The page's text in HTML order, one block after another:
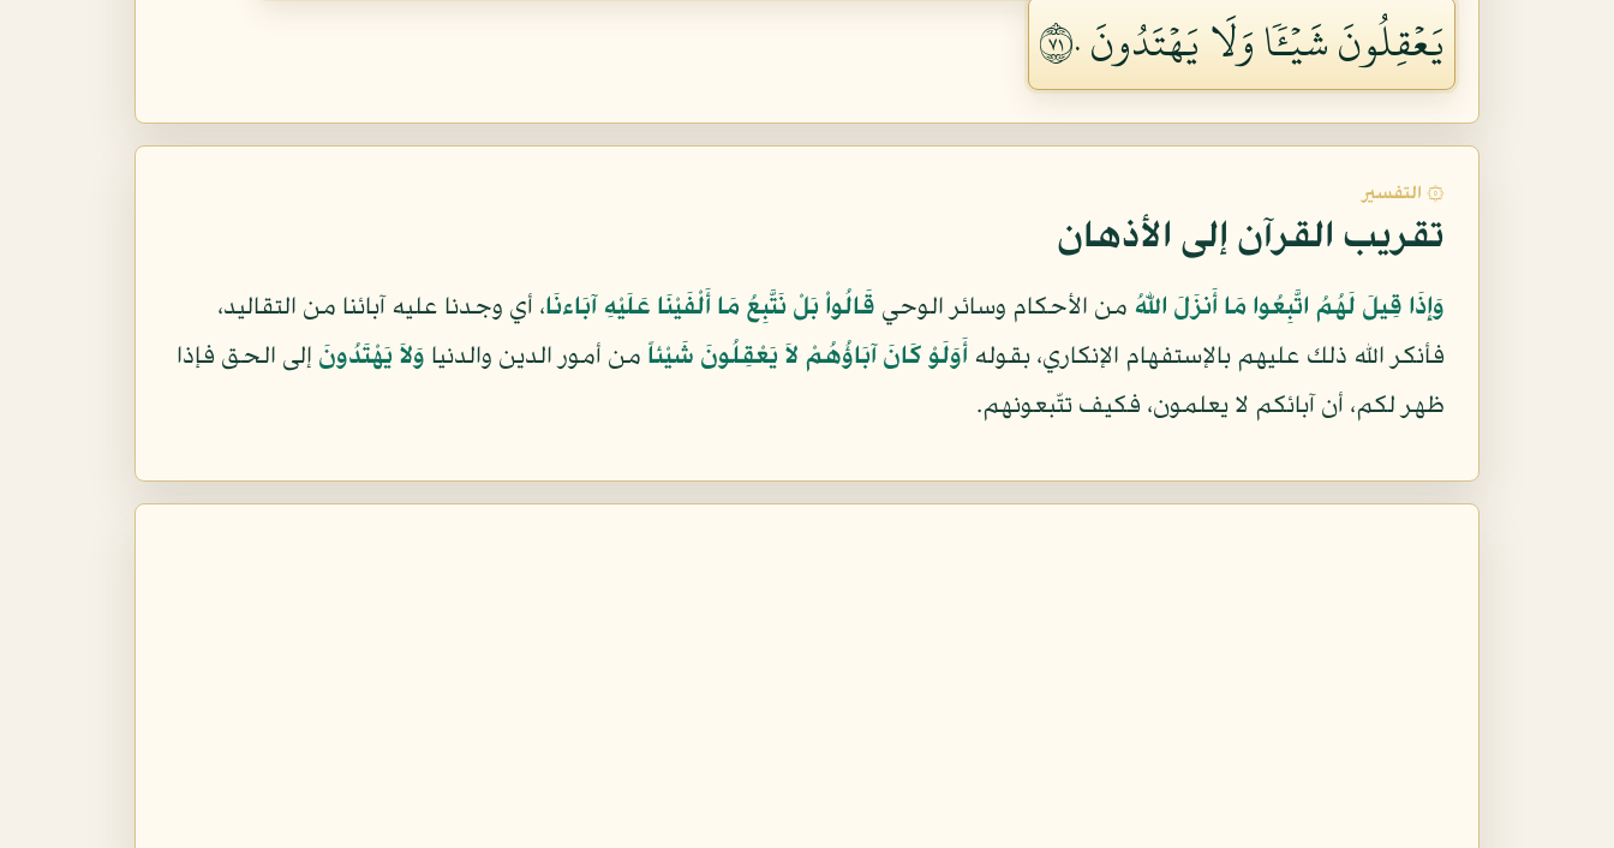
يَعۡقِلُونَ شَيۡـٔٗا وَلَا يَهۡتَدُونَ ١٧٠
۞ التفسير
تقريب القرآن إلى الأذهان
وَإِذَا قِيلَ لَهُمُ اتَّبِعُوا مَا أَنزَلَ اللّهُ من الأحكام وسائر الوحي قَالُواْ بَلْ نَتَّبِعُ مَا أَلْفَيْنَا عَلَيْهِ آبَاءنَا، أي وجدنا عليه آبائنا من التقاليد،
فأنكر الله ذلك عليهم بالإستفهام الإنكاري، بقوله أَوَلَوْ كَانَ آبَاؤُهُمْ لاَ يَعْقِلُونَ شَيْئاً من أمور الدين والدنيا وَلاَ يَهْتَدُونَ إلى الحق فإذا
ظهر لكم، أن آبائكم لا يعلمون، فكيف تتّبعونهم.